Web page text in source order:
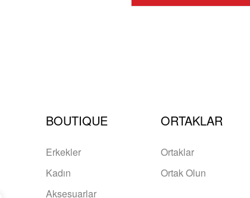
BOUTIQUE
Erkekler
Kadın
Aksesuarlar
ORTAKLAR
Ortaklar
Ortak Olun